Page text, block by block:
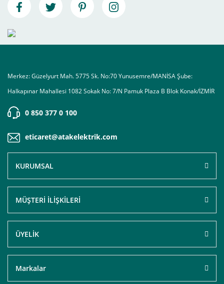
Merkez: Güzelyurt Mah. 5775 Sk. No:70 Yunusemre/MANİSA Şube:
Halkapınar Mahallesi 1082 Sokak No: 7/N Pamuk Plaza B Blok Konak/İZMİR
0 850 377 0 100
eticaret@atakelektrik.com
KURUMSAL
MÜŞTERİ İLİŞKİLERİ
ÜYELİK
Markalar